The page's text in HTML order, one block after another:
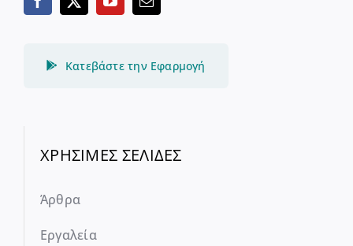
Κατεβάστε την Εφαρμογή
ΧΡΗΣΙΜΕΣ ΣΕΛΙΔΕΣ
Άρθρα
Εργαλεία